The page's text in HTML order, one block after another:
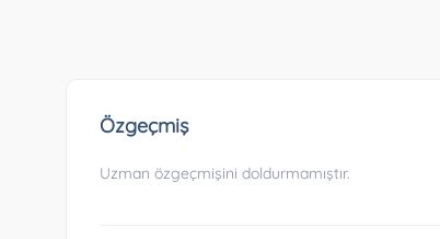
Özgeçmiş
Uzman özgeçmişini doldurmamıştır.